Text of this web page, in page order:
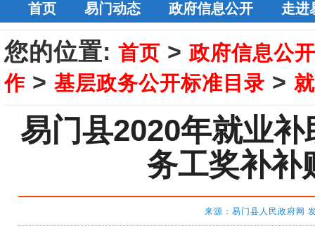
首页 易门动态 政府信息公开 走进
您的位置: 首页 > 政府信息公开
作 > 基层政务公开标准目录 >
易门县2020年就业
务工奖补补
来源：易门县人民政府